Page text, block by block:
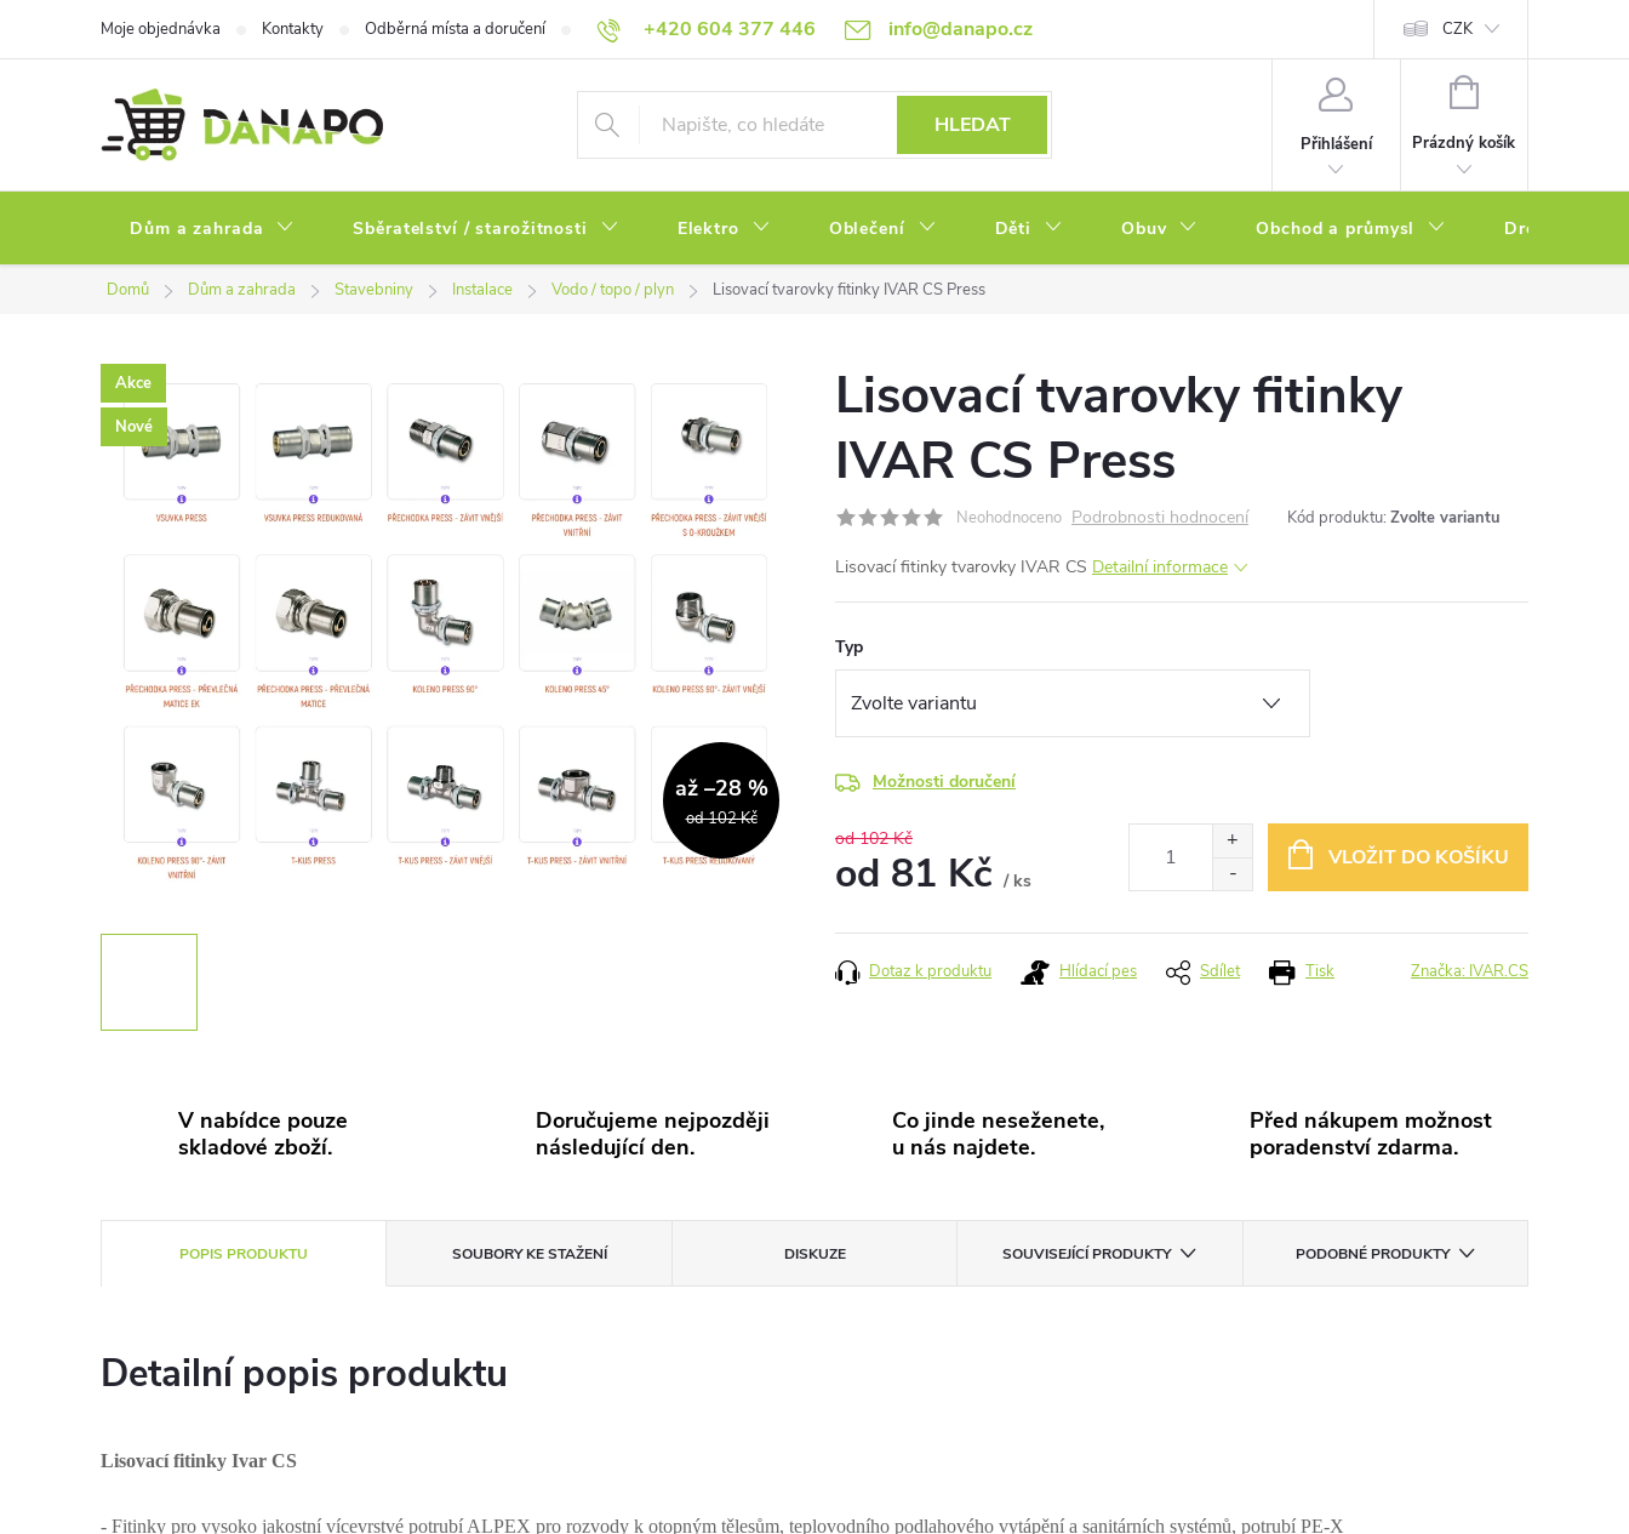
+420 604 377 446 info@danapo.cz
Moje objednávka Kontakty Odběrná místa a doručení Hodnocení obchodu Obchodní podmínky Reklamace a výměna zboží Podmínky ochrany osobních údajů Soubory cookies
CZK
HLEDAT
Přihlášení
NÁKUPNÍ
Prázdný košík
Dům a zahrada Sběratelství / starožitnosti Elektro Oblečení Děti Obuv Obchod a průmysl Drogerie
Domů Dům a zahrada Stavebniny Instalace Vodo / topo / plyn Lisovací tvarovky fitinky IVAR CS Press
Akce
Nové
od 102 Kč
až –28 %
Lisovací tvarovky fitinky
IVAR CS Press
Neohodnoceno Podrobnosti hodnocení Kód produktu: Zvolte variantu
Lisovací fitinky tvarovky IVAR CS Detailní informace
Typ
Možnosti doručení
od 102 Kč
od 81 Kč / ks
cena:
VLOŽIT DO KOŠÍKU
Tisk
Dotaz k produktu Hlídací pes Sdílet Značka: IVAR.CS
V nabídce pouze
skladové zboží.
Doručujeme nejpozději
následující den.
Co jinde neseženete,
u nás najdete.
Před nákupem možnost
poradenství zdarma.
POPIS PRODUKTU SOUBORY KE STAŽENÍ DISKUZE SOUVISEJÍCÍ PRODUKTY PODOBNÉ PRODUKTY
Detailní popis produktu
Lisovací fitinky Ivar CS
- Fitinky pro vysoko jakostní vícevrstvé potrubí ALPEX pro rozvody k otopným tělesům, teplovodního podlahového vytápění a sanitárních systémů, potrubí PE-X